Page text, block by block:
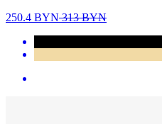
250.4 BYN313BYN